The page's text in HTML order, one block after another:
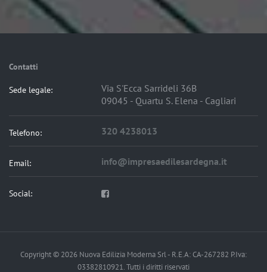
Contatti
Sede legale:
Via S'Ecca Sarrideli 36B
09045 - Quartu S. Elena - Cagliari
Telefono: 320 4238013
Email: info@impresaedilesardegna.it
Social:
Copyright © 2026 Nuova Edilizia Moderna Srl - R.E.A: CA-267282 P.Iva:
03382810921. Tutti i diritti riservati